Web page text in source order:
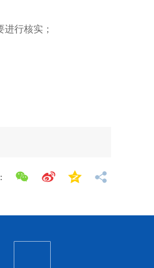
行核实；